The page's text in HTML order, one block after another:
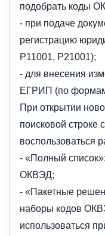
подобрать коды
- при подаче
регистрацию
Р11001, Р21001);
- для внесения
ЕГРИП (по
При открытии
поисковой строке
воспользоваться
- «Полный
ОКВЭД;
- «Пакетные
наборы кодов
использоваться